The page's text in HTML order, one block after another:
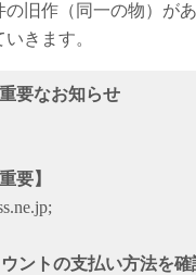
旧作（同一の物）があ
きます。
要なお知らせ
要】
ントの支払い方法を